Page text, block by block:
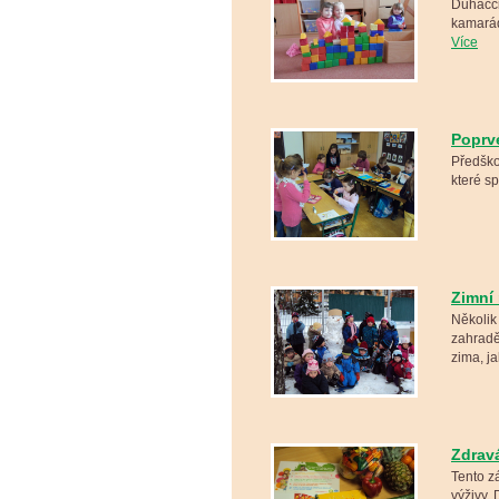
Více
které
Zimní
zima,
Tento
výživy.